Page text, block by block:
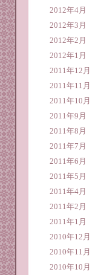
2012年4月
2012年3月
2012年2月
2012年1月
2011年12月
2011年11月
2011年10月
2011年9月
2011年8月
2011年7月
2011年6月
2011年5月
2011年4月
2011年2月
2011年1月
2010年12月
2010年11月
2010年10月